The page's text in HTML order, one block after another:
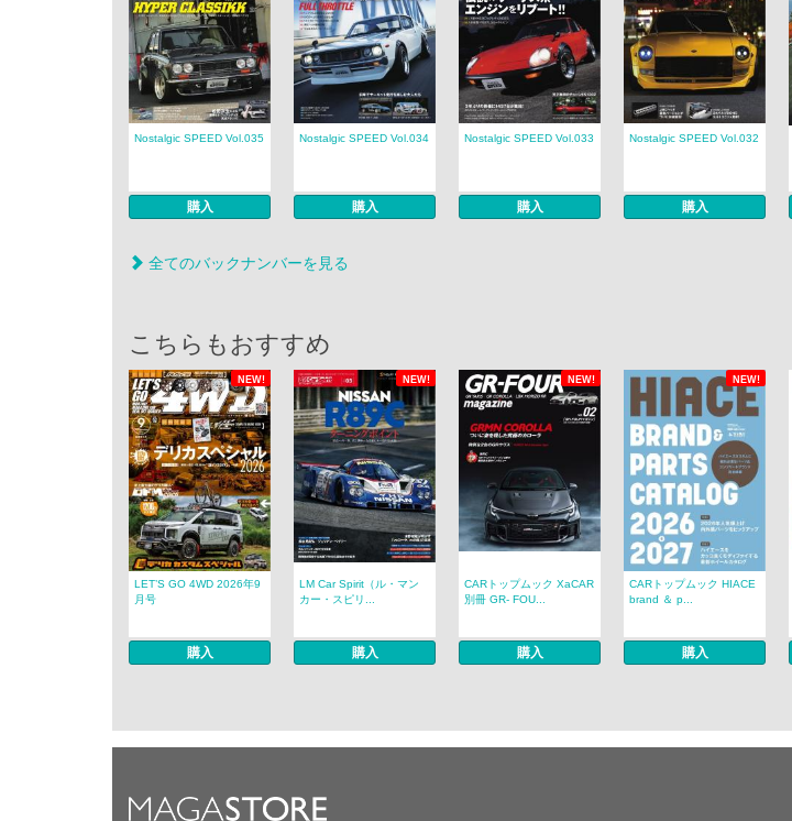
Nostalgic SPEED Vol.035
購入
Nostalgic SPEED Vol.034
購入
Nostalgic SPEED Vol.033
購入
Nostalgic SPEED Vol.032
購入
全てのバックナンバーを見る
こちらもおすすめ
NEW! NEW! NEW! NEW!
LET’S GO 4WD 2026年9
月号
購入
LM Car Spirit（ル・マン
カー・スピリ...
購入
CARトップムック XaCAR
別冊 GR- FOU...
購入
CARトップムック HIACE
brand ＆ p...
購入